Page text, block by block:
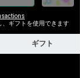
、ギフトを使用できます
ギフト